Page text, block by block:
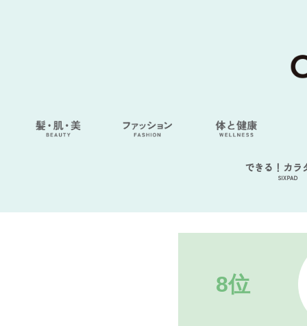
できる！カラ
SIXPAD
8位